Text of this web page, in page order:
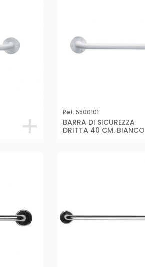
Ref. 5500101
BARRA DI SICUREZZA
DRITTA 40 CM. BIANCO